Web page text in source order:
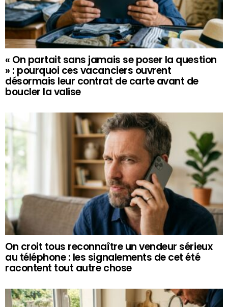
« On partait sans jamais se poser la question
» : pourquoi ces vacanciers ouvrent
désormais leur contrat de carte avant de
boucler la valise
On croit tous reconnaître un vendeur sérieux
au téléphone : les signalements de cet été
racontent tout autre chose